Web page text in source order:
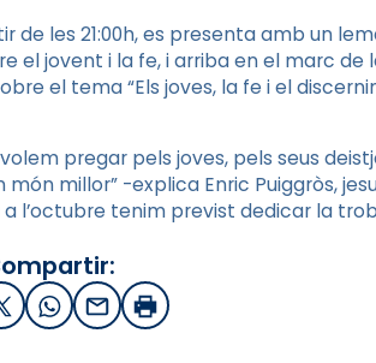
de les 21:00h, es presenta amb un
el jovent i la fe, i arriba en el marc de
el tema “Els joves, la fe i el
pregar pels joves, pels seus
millor” -explica Enric Puiggròs,
a l’octubre tenim previst dedicar la
X / Twitter
WhatsApp
EmailImprimir